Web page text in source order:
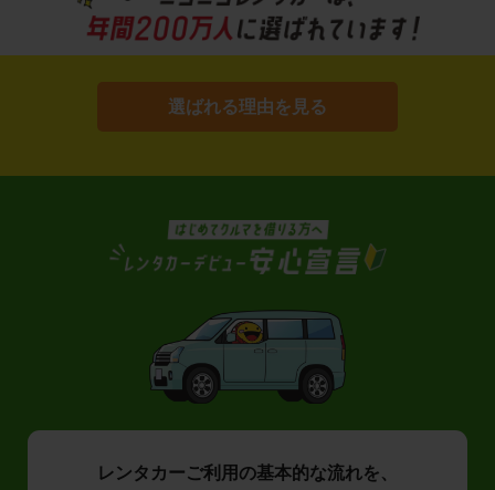
選ばれる理由を見る
レンタカーご利用の基本的な流れを、